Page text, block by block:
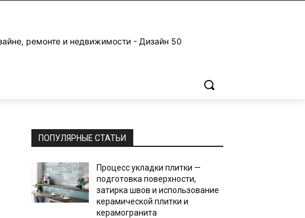
ремонте и недвижимости - Дизайн 50
ПОПУЛЯРНЫЕ СТАТЬИ
Процесс укладки плитки —
подготовка поверхности,
затирка швов и использование
керамической плитки и
керамогранита